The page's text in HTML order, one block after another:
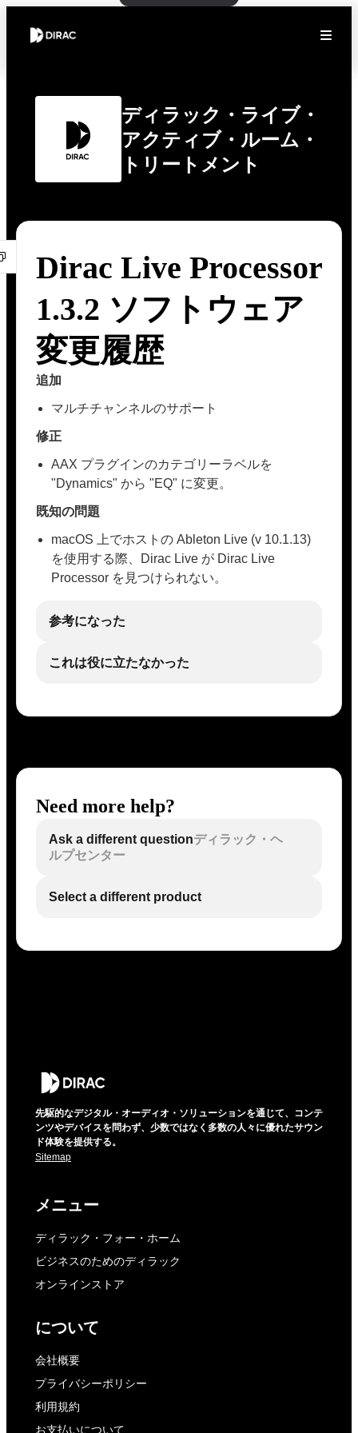
ディラック・ライブ・
アクティブ・ルーム・
トリートメント
Dirac Live Processor
1.3.2 ソフトウェア
変更履歴
追加
マルチチャンネルのサポート
修正
AAX プラグインのカテゴリーラベルを
"Dynamics" から "EQ" に変更。
既知の問題
macOS 上でホストの Ableton Live (v 10.1.13)
を使用する際、Dirac Live が Dirac Live
Processor を見つけられない。
参考になった
これは役に立たなかった
Need more help?
Ask a different questionディラック・ヘ
ルプセンター
Select a different product
先駆的なデジタル・オーディオ・ソリューションを通じて、コンテ
ンツやデバイスを問わず、少数ではなく多数の人々に優れたサウン
ド体験を提供する。
Sitemap
メニュー
ディラック・フォー・ホーム
ビジネスのためのディラック
オンラインストア
について
会社概要
プライバシーポリシー
利用規約
お支払いについて